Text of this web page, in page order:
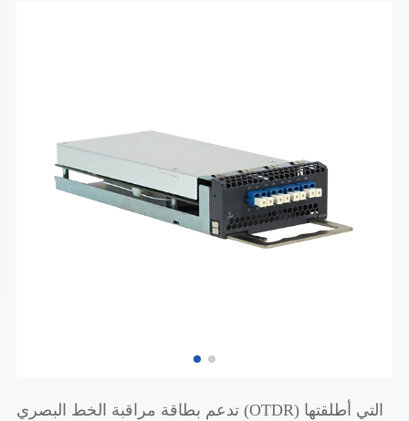
تدعم بطاقة مراقبة الخط البصري (OTDR) التي أطلقتها